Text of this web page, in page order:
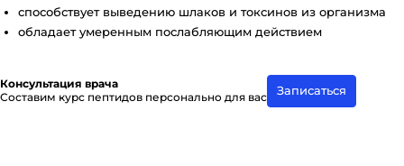
способствует выведению шлаков и токсинов из организма
обладает умеренным послабляющим действием
Консультация врача
Составим курс пептидов персонально для вас
Записаться